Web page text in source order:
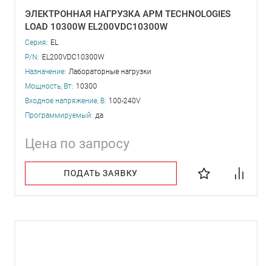
ЭЛЕКТРОННАЯ НАГРУЗКА APM TECHNOLOGIES
LOAD 10300W EL200VDC10300W
Серия: EL
P/N: EL200VDC10300W
Назначение: Лабораторные нагрузки
Мощность, Вт: 10300
Входное напряжение, В: 100-240V
Программируемый: да
Цена по запросу
ПОДАТЬ ЗАЯВКУ